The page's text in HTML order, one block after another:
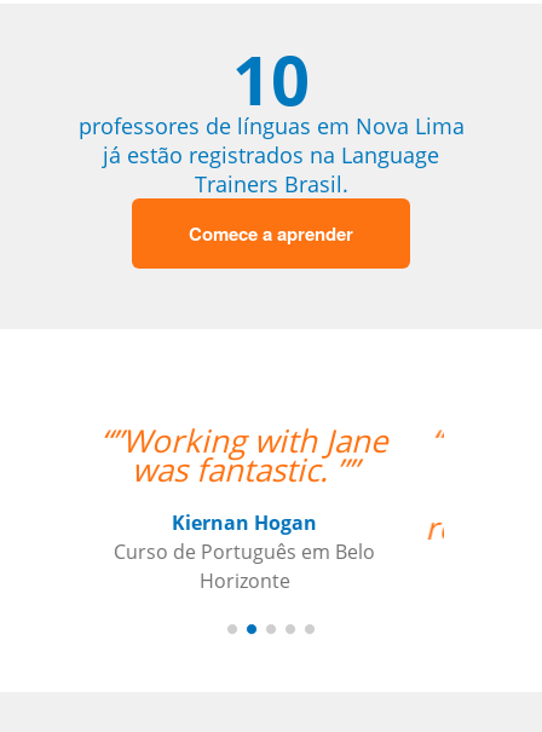
10
professores de línguas em Nova Lima
já estão registrados na Language
Trainers Brasil.
Comece a aprender
“”A professora Sandra
é ótima e super
recomendo o trabalho
dela.””
Curso de Espanhol em Guarulhos